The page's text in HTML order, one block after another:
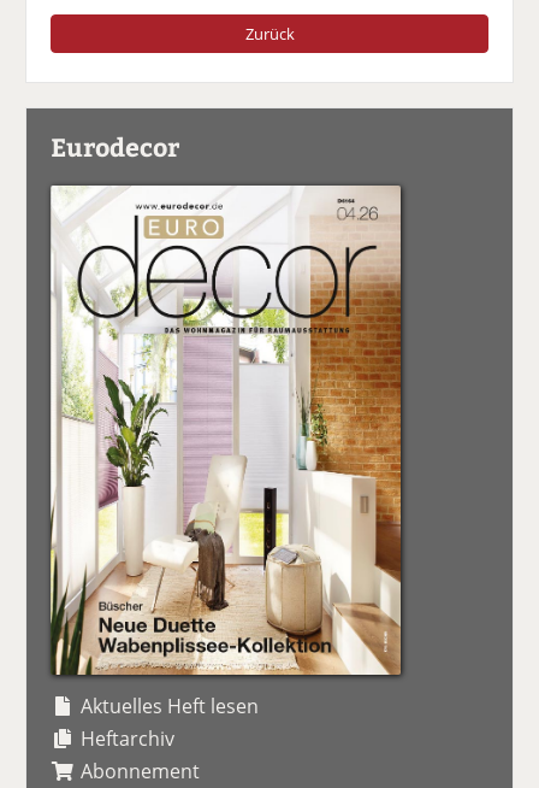
Zurück
Eurodecor
Aktuelles Heft lesen
Heftarchiv
Abonnement